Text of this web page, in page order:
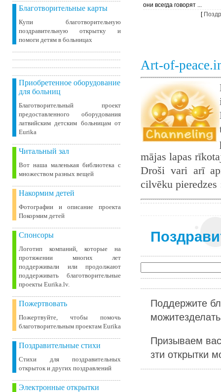
Благотворительные карты
Купи благотворительную
поздравительную открытку и
помоги детям в больницах
Приобретенное оборудование
для больниц
Благотворительный проект
предоставленного оборудования
латвийским детским больницам от
Eurika
Читальный зал
Вот наша маленькая библиотека c
множеством разных вещей
Накормим детей
Фотографии и описание проекта
Покормим детей
Спонсоры
Логотип компаний, которые на
протяжении многих лет
поддерживали или продолжают
поддерживать благотворительные
проекты Eurika.lv.
Пожертвовать
Пожертвуйте, чтобы помочь
благотворительным проектам Eurika
Поздравительные стихи
Стихи для поздравительных
открыток и других поздравлений
Электронные открытки
они всегда говорят ...
[
Art-of-
mājas lapas
Droši vari arī
cilvēku
Поддержите
Призываем
зти открытки